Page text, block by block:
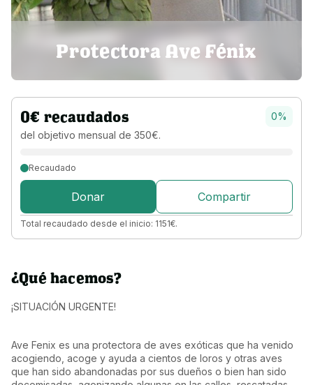
Protectora Ave Fénix
0€ recaudados
del objetivo mensual de 350€.
0%
Recaudado
Donar Compartir
Total recaudado desde el inicio: 1151€.
¿Qué hacemos?
¡SITUACIÓN URGENTE!
Ave Fenix es una protectora de aves exóticas que ha venido
acogiendo, acoge y ayuda a cientos de loros y otras aves
que han sido abandonadas por sus dueños o bien han sido